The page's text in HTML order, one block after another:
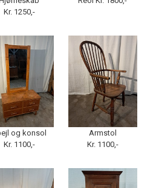
Kr. 1250,-
og konsol
Kr. 1100,-
Armstol
Kr. 1100,-